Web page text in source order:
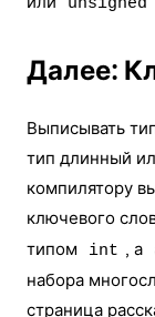
unsigned
Далее:
Выписывать
тип длинный
компилятору
ключевого
типом int , а
набора
страница